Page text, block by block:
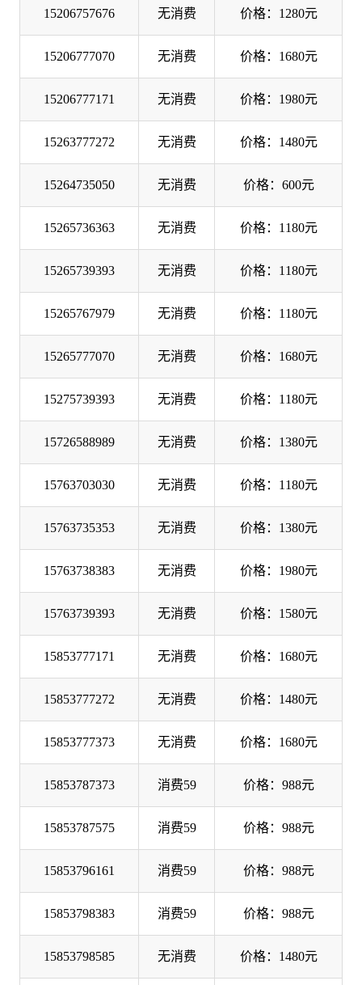
15206757676 无消费 价格：1280元
15206777070 无消费 价格：1680元
15206777171 无消费 价格：1980元
15263777272 无消费 价格：1480元
15264735050 无消费 价格：600元
15265736363 无消费 价格：1180元
15265739393 无消费 价格：1180元
15265767979 无消费 价格：1180元
15265777070 无消费 价格：1680元
15275739393 无消费 价格：1180元
15726588989 无消费 价格：1380元
15763703030 无消费 价格：1180元
15763735353 无消费 价格：1380元
15763738383 无消费 价格：1980元
15763739393 无消费 价格：1580元
15853777171 无消费 价格：1680元
15853777272 无消费 价格：1480元
15853777373 无消费 价格：1680元
15853787373 消费59 价格：988元
15853787575 消费59 价格：988元
15853796161 消费59 价格：988元
15853798383 消费59 价格：988元
15853798585 无消费 价格：1480元